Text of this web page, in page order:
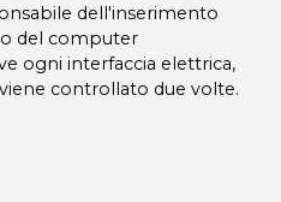
dell'inserimento
del computer
ogni interfaccia elettrica,
controllato due volte.